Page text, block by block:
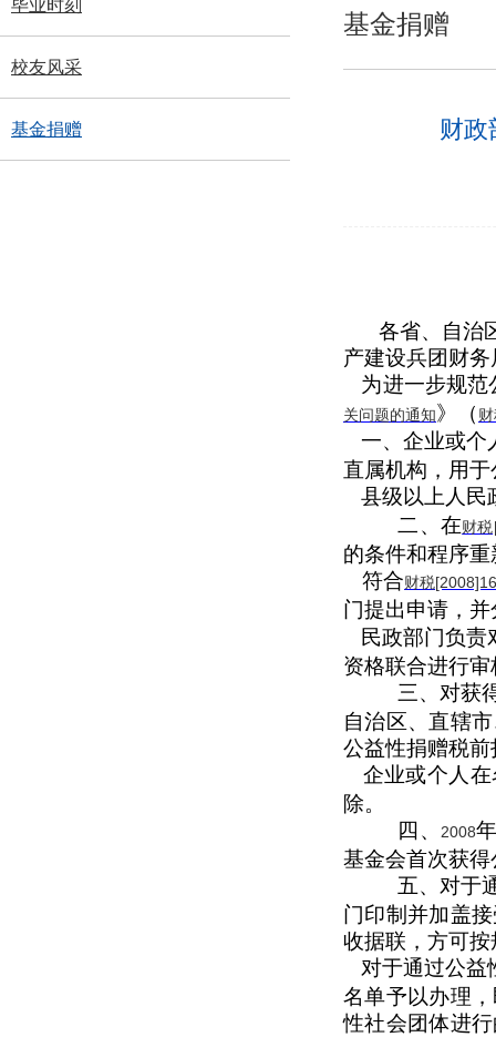
毕业时刻
校友风采
基金捐赠
基金捐赠
财政
各省、自治
产建设兵团财
为进一步规范
关问题的通知》（
一、企业或个
直属机构，用
县级以上人民
二、在财
的条件和程序
符合财税
门提出申请，
民政部门负
资格联合进行
三、对获
自治区、直辖
公益性捐赠税
企业或个人
除。
四、
2008
基金会首次获
五、对于
门印制并加盖
收据联，方可
对于通过公益
名单予以办理
性社会团体进